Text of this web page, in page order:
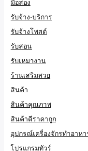
มือสอง
รับจ้าง-บริการ
รับจ้างโพสต์
รับสอน
รับเหมางาน
ร้านเสริมสวย
สินค้า
สินค้าคุณภาพ
สินค้าดีราคาถูก
อุปกรณ์เครื่องจักรทำอาหา
โปรแกรมทัวร์